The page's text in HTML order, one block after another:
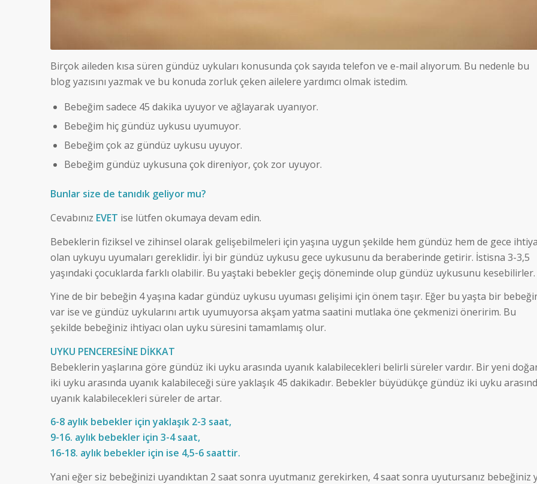
Birçok aileden kısa süren gündüz uykuları konusunda çok sayıda telefon ve e-mail alıyorum. Bu nedenle bu
blog yazısını yazmak ve bu konuda zorluk çeken ailelere yardımcı olmak istedim.
Bebeğim sadece 45 dakika uyuyor ve ağlayarak uyanıyor.
Bebeğim hiç gündüz uykusu uyumuyor.
Bebeğim çok az gündüz uykusu uyuyor.
Bebeğim gündüz uykusuna çok direniyor, çok zor uyuyor.
Bunlar size de tanıdık geliyor mu?
Cevabınız EVET ise lütfen okumaya devam edin.
Bebeklerin fiziksel ve zihinsel olarak gelişebilmeleri için yaşına uygun şekilde hem gündüz hem de gece
olan uykuyu uyumaları gereklidir. İyi bir gündüz uykusu gece uykusunu da beraberinde getirir. İstisna 3-3,5
yaşındaki çocuklarda farklı olabilir. Bu yaştaki bebekler geçiş döneminde olup gündüz uykusunu kesebilirler.
Yine de bir bebeğin 4 yaşına kadar gündüz uykusu uyuması gelişimi için önem taşır. Eğer bu yaşta bir
var ise ve gündüz uykularını artık uyumuyorsa akşam yatma saatini mutlaka öne çekmenizi öneririm. Bu
şekilde bebeğiniz ihtiyacı olan uyku süresini tamamlamış olur.
UYKU PENCERESİNE DİKKAT
Bebeklerin yaşlarına göre gündüz iki uyku arasında uyanık kalabilecekleri belirli süreler vardır. Bir yeni
iki uyku arasında uyanık kalabileceği süre yaklaşık 45 dakikadır. Bebekler büyüdükçe gündüz iki uyku
uyanık kalabilecekleri süreler de artar.
6-8 aylık bebekler için yaklaşık 2-3 saat,
9-16. aylık bebekler için 3-4 saat,
16-18. aylık bebekler için ise 4,5-6 saattir.
Yani eğer siz bebeğinizi uyandıktan 2 saat sonra uyutmanız gerekirken, 4 saat sonra uyutursanız bebeğiniz